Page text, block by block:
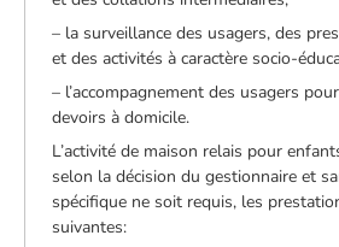
– la surveillance des usagers, des
et des activités à caractère socio-
– l’accompagnement des usagers
devoirs à domicile.
L’activité de maison relais pour
selon la décision du gestionnaire et
spécifique ne soit requis, les
suivantes: